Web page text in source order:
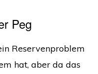
Peg
Reservenproblem
hat, aber da das